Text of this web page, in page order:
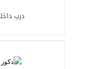
درب